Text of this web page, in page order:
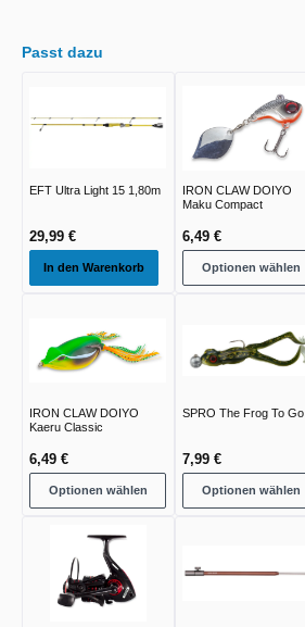
Passt dazu
EFT Ultra Light 15 1,80m
29,99 €
In den Warenkorb
IRON CLAW DOIYO
Maku Compact
6,49 €
Optionen wählen
IRON CLAW DOIYO
Kaeru Classic
6,49 €
Optionen wählen
SPRO The Frog To Go
7,99 €
Optionen wählen